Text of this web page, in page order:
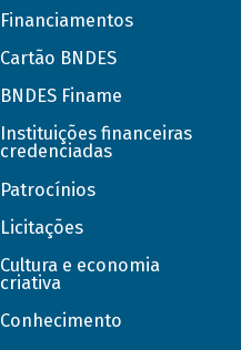
Financiamentos
Cartão BNDES
BNDES Finame
Instituições financeiras
credenciadas
Patrocínios
Licitações
Cultura e economia
criativa
Conhecimento